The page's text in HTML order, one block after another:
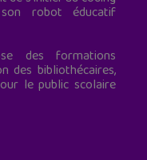
robot éducatif
des formations
des bibliothécaires,
le public scolaire